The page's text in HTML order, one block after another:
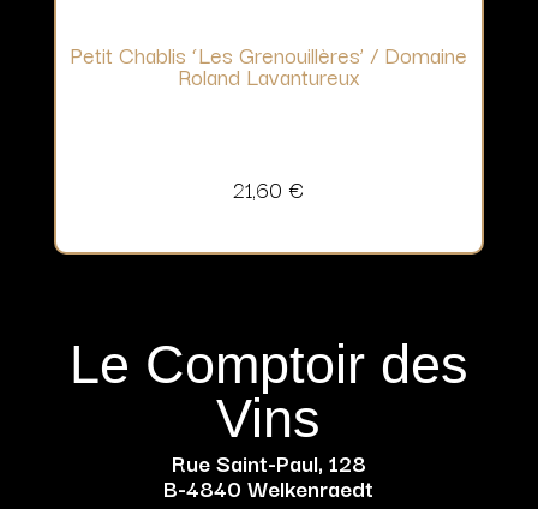
Petit Chablis ‘Les Grenouillères’ / Domaine
Roland Lavantureux
21,60 €
Le Comptoir des
Vins
Rue Saint-Paul, 128
B-4840 Welkenraedt